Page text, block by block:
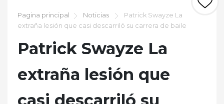
Pagina principal Noticias
Patrick Swayze La
extraña lesión que casi descarriló su carrera de baile
Patrick Swayze La
extraña lesión que